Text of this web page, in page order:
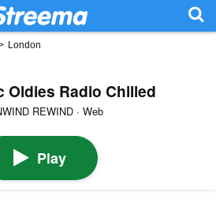
London
Oldies Radio Chilled
REWIND · Web
Play